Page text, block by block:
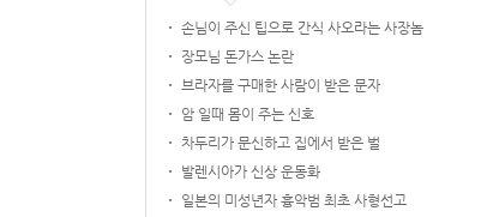
손님이 주신 팁으로 간식 사오라는 사장놈
장모님 돈가스 논란
브라자를 구매한 사람이 받은 문자
암 일때 몸이 주는 신호
차두리가 문신하고 집에서 받은 벌
발렌시아가 신상 운동화
일본의 미성년자 흉악범 최초 사형선고